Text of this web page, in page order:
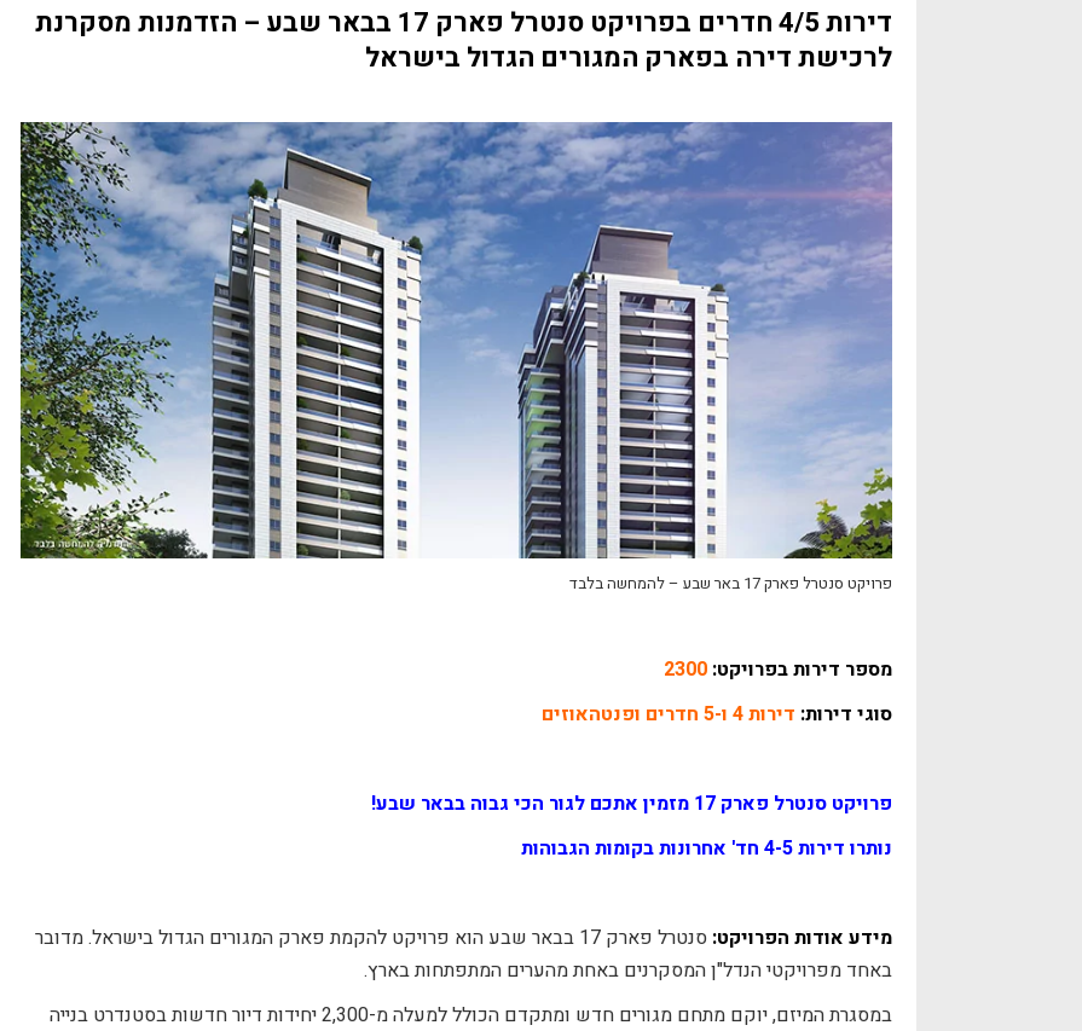
דירות 4/5 חדרים בפרויקט סנטרל פארק 17 בבאר שבע – הזדמנות מסקרנת
לרכישת דירה בפארק המגורים הגדול בישראל
פרויקט סנטרל פארק 17 באר שבע – להמחשה בלבד
מספר דירות בפרויקט: 2300
סוגי דירות: דירות 4 ו-5 חדרים ופנטהאוזים
פרויקט סנטרל פארק 17 מזמין אתכם לגור הכי גבוה בבאר שבע!
נותרו דירות 4-5 חד' אחרונות בקומות הגבוהות
מידע אודות הפרויקט:
סנטרל פארק 17 בבאר שבע הוא פרויקט להקמת פארק המגורים הגדול בישראל. מדובר
באחד מפרויקטי הנדל"ן המסקרנים באחת מהערים המתפתחות בארץ.
במסגרת המיזם, יוקם מתחם מגורים חדש ומתקדם הכולל למעלה מ-2,300 יחידות דיור חדשות בסטנדרט בנייה